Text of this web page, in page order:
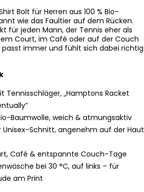
Bolt für Herren aus 100 % Bio-
wie das Faultier auf dem Rücken.
für jeden Mann, der Tennis eher als
Court, im Café oder auf der Couch
passt immer und fühlt sich dabei richtig
Tennisschläger, „Hamptons Racket
Baumwolle, weich & atmungsaktiv
Unisex-Schnitt, angenehm auf der Haut
Café & entspannte Couch-Tage
bei 30 °C, auf links – für
am Print